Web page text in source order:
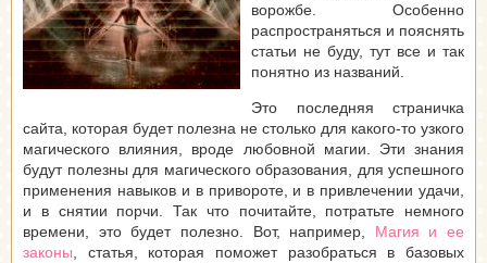
ворожбе. Особенно
распространяться и пояснять
статьи не буду, тут все и так
понятно из названий.
Это последняя страничка
сайта, которая будет полезна не столько для какого-то узкого
магического влияния, вроде любовной магии. Эти знания
будут полезны для магического образования, для успешного
применения навыков и в привороте, и в привлечении удачи,
и в снятии порчи. Так что почитайте, потратьте немного
времени, это будет полезно. Вот, например, Магия и ее
законы, статья, которая поможет разобраться в базовых